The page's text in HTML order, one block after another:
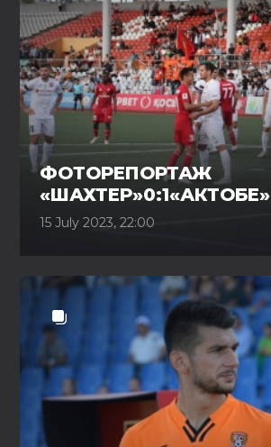
ФОТОРЕПОРТАЖ
«ШАХТЕР»0:1«АКТОБЕ»
15 July 2023, 22:00